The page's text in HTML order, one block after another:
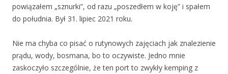
powiązałem „sznurki”, od razu „poszedłem w koję” i spałem
do południa. Był 31. lipiec 2021 roku.
Nie ma chyba co pisać o rutynowych zajęciach jak znalezienie
prądu, wody, bosmana, bo to oczywiste. Jedno mnie
zaskoczyło szczególnie, że ten port to zwykły kemping z